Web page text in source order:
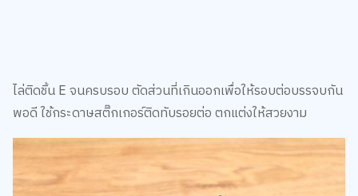
ไล่ติดชิ้น E จนครบรอบ ตัดส่วนที่เกินออกเพื่อให้รอบต่อบรรจบกัน
พอดี ใช้กระดาษสติ๊กเกอร์ติดทับรอยต่อ ตกแต่งให้สวยงาม